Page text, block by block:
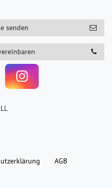
senden
AGB